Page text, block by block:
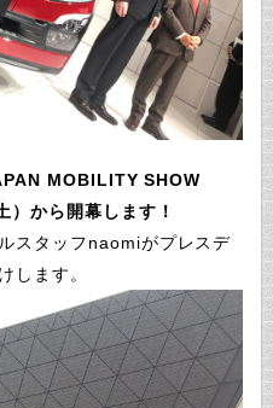
MOBILITY SHOW
から開幕します！
スタッフnaomiがプレスデ